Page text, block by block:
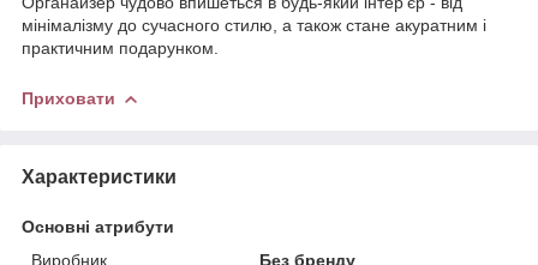
мінімалізму до сучасного стилю, а також стане акуратним і
практичним подарунком.
Приховати
Характеристики
Основні атрибути
Виробник
Без бренду